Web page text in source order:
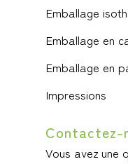
Emballage
Emballage en
Emballage en
Impressions
Contactez-
Vous avez une